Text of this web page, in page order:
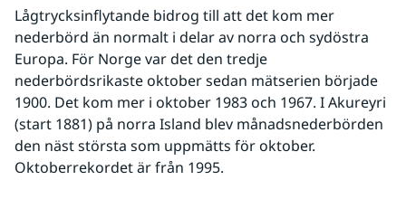
Lågtrycksinflytande bidrog till att det kom mer
nederbörd än normalt i delar av norra och sydöstra
Europa. För Norge var det den tredje
nederbördsrikaste oktober sedan mätserien började
1900. Det kom mer i oktober 1983 och 1967. I Akureyri
(start 1881) på norra Island blev månadsnederbörden
den näst största som uppmätts för oktober.
Oktoberrekordet är från 1995.